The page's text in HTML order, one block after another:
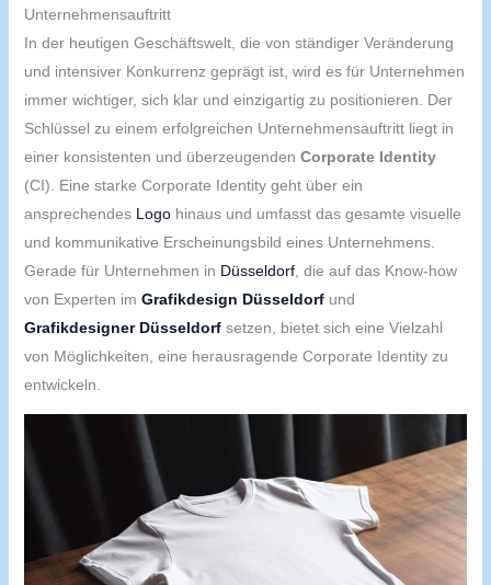
Unternehmensauftritt
In der heutigen Geschäftswelt, die von ständiger Veränderung
und intensiver Konkurrenz geprägt ist, wird es für Unternehmen
immer wichtiger, sich klar und einzigartig zu positionieren. Der
Schlüssel zu einem erfolgreichen Unternehmensauftritt liegt in
einer konsistenten und überzeugenden Corporate Identity
(CI). Eine starke Corporate Identity geht über ein
ansprechendes Logohinaus und umfasst das gesamte visuelle
und kommunikative Erscheinungsbild eines Unternehmens.
Gerade für Unternehmen in Düsseldorf, die auf das Know-how
von Experten im Grafikdesign Düsseldorfund
Grafikdesigner Düsseldorfsetzen, bietet sich eine Vielzahl
von Möglichkeiten, eine herausragende Corporate Identity zu
entwickeln.